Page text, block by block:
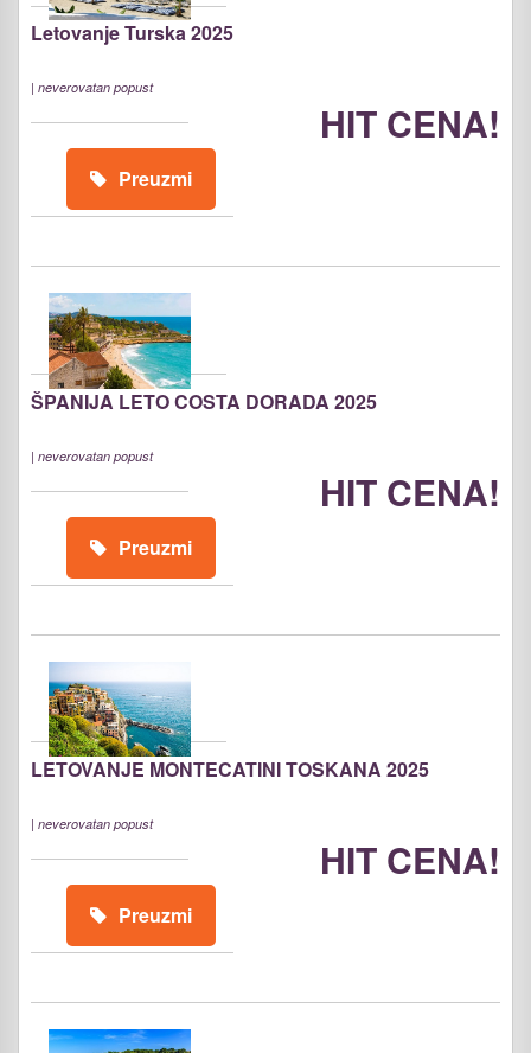
Letovanje Turska 2025
| neverovatan popust
HIT CENA!
Preuzmi
ŠPANIJA LETO COSTA DORADA 2025
| neverovatan popust
HIT CENA!
Preuzmi
LETOVANJE MONTECATINI TOSKANA 2025
| neverovatan popust
HIT CENA!
Preuzmi